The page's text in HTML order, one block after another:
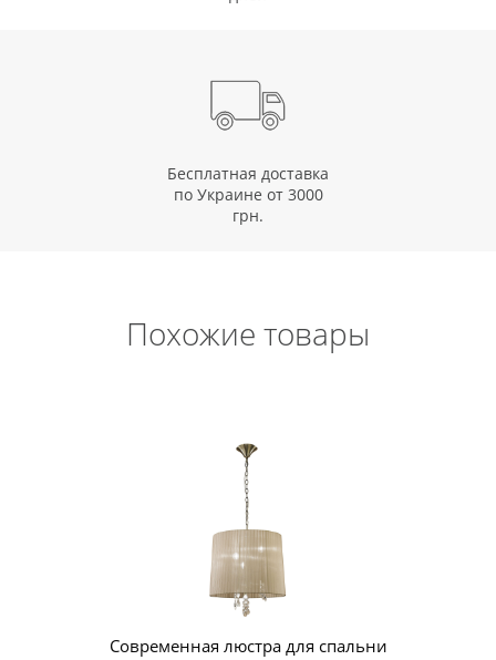
Бесплатная доставка
по Украине от 3000
грн.
Похожие товары
Современная люстра для спальни